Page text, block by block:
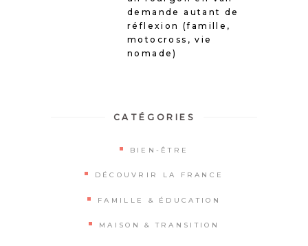
demande autant de
réflexion (famille,
motocross, vie
nomade)
CATÉGORIES
BIEN-ÊTRE
DÉCOUVRIR LA FRANCE
FAMILLE & ÉDUCATION
MAISON & TRANSITION